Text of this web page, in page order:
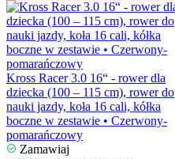
Kross Racer 3.0 16“ - rower dla
dziecka (100 – 115 cm), rower do
nauki jazdy, koła 16 cali, kółka
boczne w zestawie • Czerwony-
pomarańczowy
Zamawiaj